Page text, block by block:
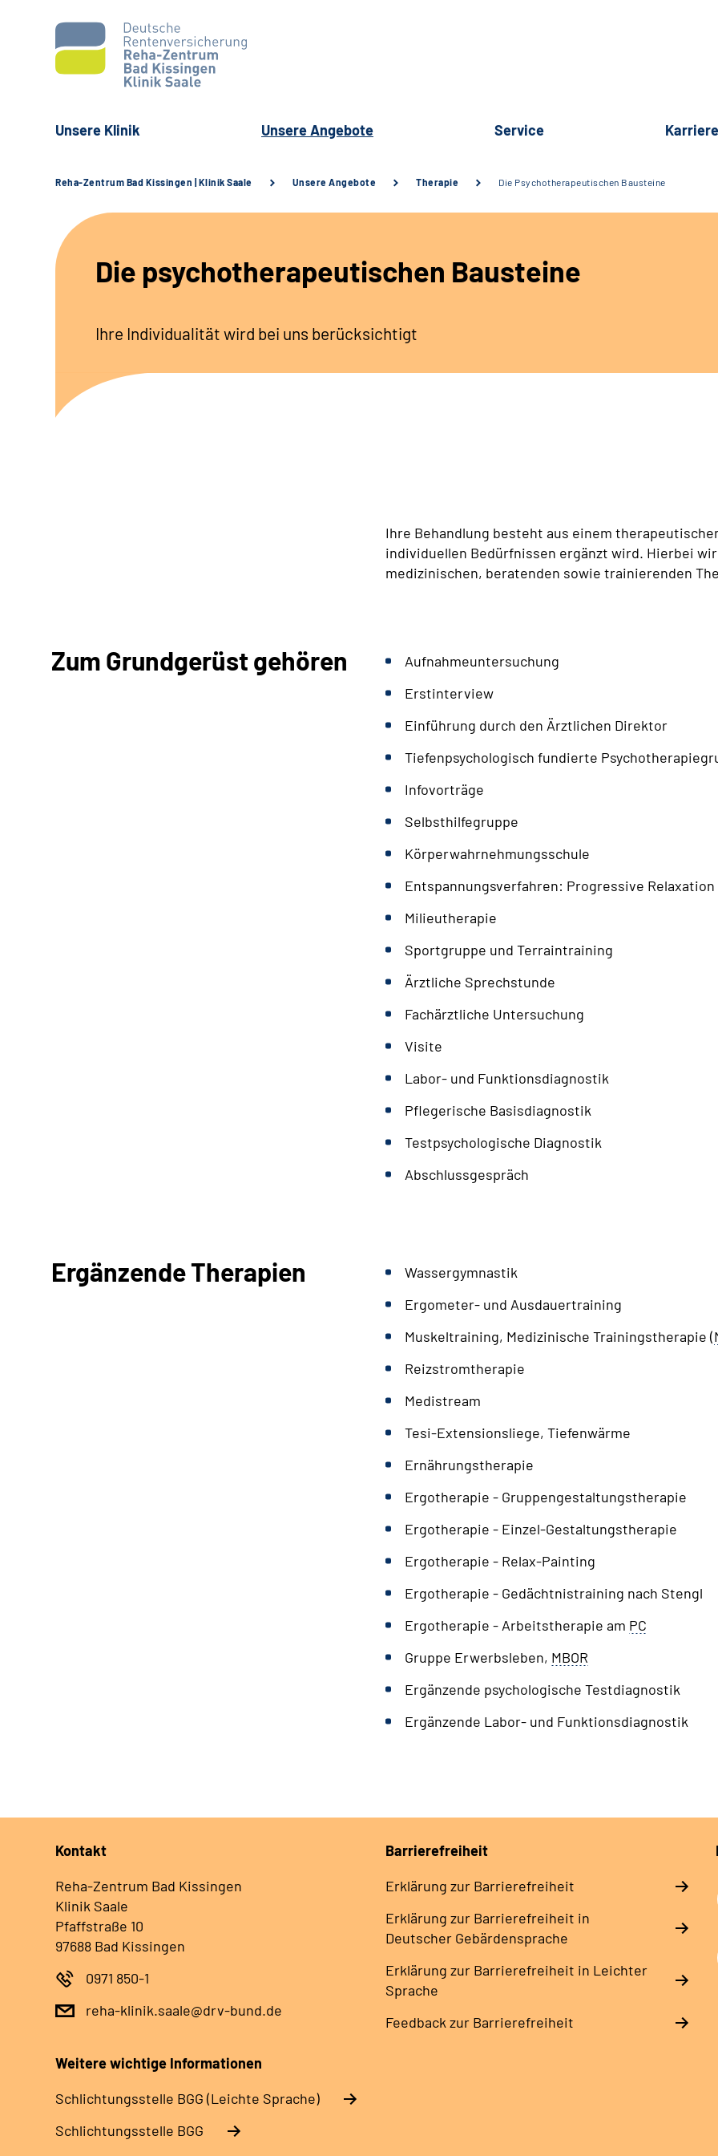
Unsere Klinik Unsere Angebote Service Karriere
Reha-Zentrum Bad Kissingen | Klinik Saale Unsere Angebote Therapie Die Psychotherapeutischen Bausteine
Die psychotherapeutischen Bausteine
Ihre Individualität wird bei uns berücksichtigt
Ihre Behandlung besteht aus einem
individuellen Bedürfnissen ergänzt wird. Hierbei
medizinischen, beratenden sowie trainierenden
Zum Grundgerüst gehören
Aufnahmeuntersuchung
Erstinterview
Einführung durch den Ärztlichen Direktor
Tiefenpsychologisch fundierte
Infovorträge
Selbsthilfegruppe
Körperwahrnehmungsschule
Entspannungsverfahren: Progressive
Milieutherapie
Sportgruppe und Terraintraining
Ärztliche Sprechstunde
Fachärztliche Untersuchung
Visite
Labor- und Funktionsdiagnostik
Pflegerische Basisdiagnostik
Testpsychologische Diagnostik
Abschlussgespräch
Ergänzende Therapien
Wassergymnastik
Ergometer- und Ausdauertraining
Muskeltraining, Medizinische Trainingstherapie (
Reizstromtherapie
Medistream
Tesi-Extensionsliege, Tiefenwärme
Ernährungstherapie
Ergotherapie - Gruppengestaltungstherapie
Ergotherapie - Einzel-Gestaltungstherapie
Ergotherapie - Relax-Painting
Ergotherapie - Gedächtnistraining nach Stengl
Ergotherapie - Arbeitstherapie am PC
Gruppe Erwerbsleben, MBOR
Ergänzende psychologische Testdiagnostik
Ergänzende Labor- und Funktionsdiagnostik
Kontakt
Reha-Zentrum Bad Kissingen
Klinik Saale
Pfaffstraße 10
97688 Bad Kissingen
0971 850-1
reha-klinik.saale@drv-bund.de
Barrierefreiheit
Erklärung zur Barrierefreiheit
Erklärung zur Barrierefreiheit in
Deutscher Gebärdensprache
Erklärung zur Barrierefreiheit in Leichter
Sprache
Feedback zur Barrierefreiheit
Weitere wichtige Informationen
Schlich­tungs­stel­le BGG (Leichte Sprache)
Schlich­tungs­stel­le BGG